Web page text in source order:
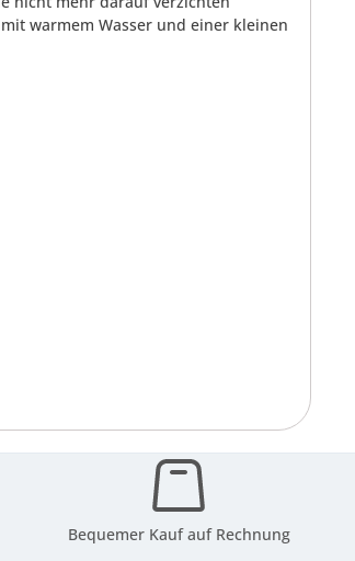
warmem Wasser und einer kleinen
Bequemer Kauf auf Rechnung